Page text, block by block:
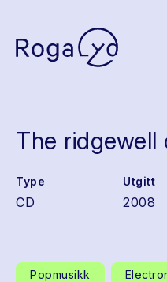
The ridgewell
Type
CD
Utgitt
2008
Popmusikk